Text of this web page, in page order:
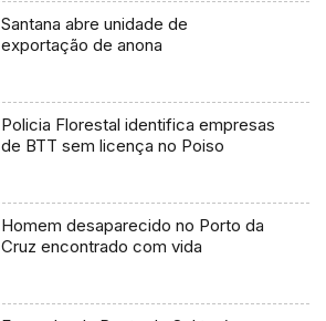
Santana abre unidade de
exportação de anona
Policia Florestal identifica empresas
de BTT sem licença no Poiso
Homem desaparecido no Porto da
Cruz encontrado com vida